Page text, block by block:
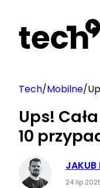
treści
Tech/Mobilne/
Ups!
10
JAKUB
24 lip